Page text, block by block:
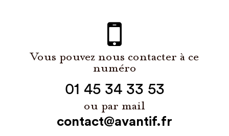
Vous pouvez nous contacter à ce
numéro
01 45 34 33 53
ou par mail
contact@avantif.fr